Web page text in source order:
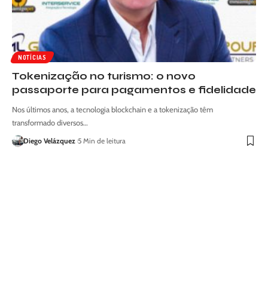
NOTÍCIAS
Tokenização no turismo: o novo
passaporte para pagamentos e fidelidade
Nos últimos anos, a tecnologia blockchain e a tokenização têm
transformado diversos…
Diego Velázquez 5 Min de leitura